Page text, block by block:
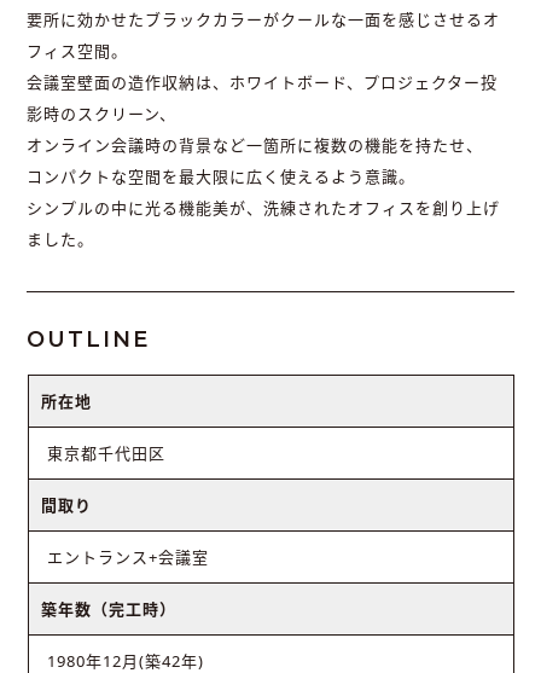
要所に効かせたブラックカラーがクールな一面を感じさせるオ
フィス空間。
会議室壁面の造作収納は、ホワイトボード、プロジェクター投
影時のスクリーン、
オンライン会議時の背景など一箇所に複数の機能を持たせ、
コンパクトな空間を最大限に広く使えるよう意識。
シンプルの中に光る機能美が、洗練されたオフィスを創り上げ
ました。
OUTLINE
所在地
東京都千代田区
間取り
エントランス+会議室
築年数（完工時）
1980年12月(築42年)